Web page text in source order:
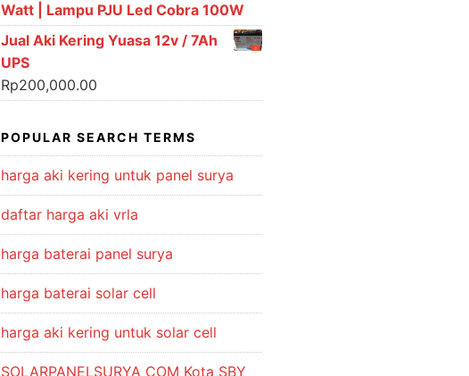
Watt | Lampu PJU Led Cobra 100W
Jual Aki Kering Yuasa 12v / 7Ah
UPS
Rp200,000.00
POPULAR SEARCH TERMS
harga aki kering untuk panel surya
daftar harga aki vrla
harga baterai panel surya
harga baterai solar cell
harga aki kering untuk solar cell
SOLARPANELSURYA COM Kota SBY